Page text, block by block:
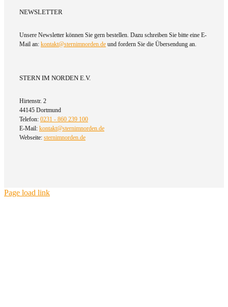
NEWSLETTER
Unsere Newsletter können Sie gern bestellen. Dazu schreiben Sie bitte eine E-
Mail an: kontakt@sternimnorden.de und fordern Sie die Übersendung an.
STERN IM NORDEN E.V.
Hirtenstr. 2
44145 Dortmund
Telefon: 0231 - 860 239 100
E-Mail: kontakt@sternimnorden.de
Webseite: sternimnorden.de
Page load link